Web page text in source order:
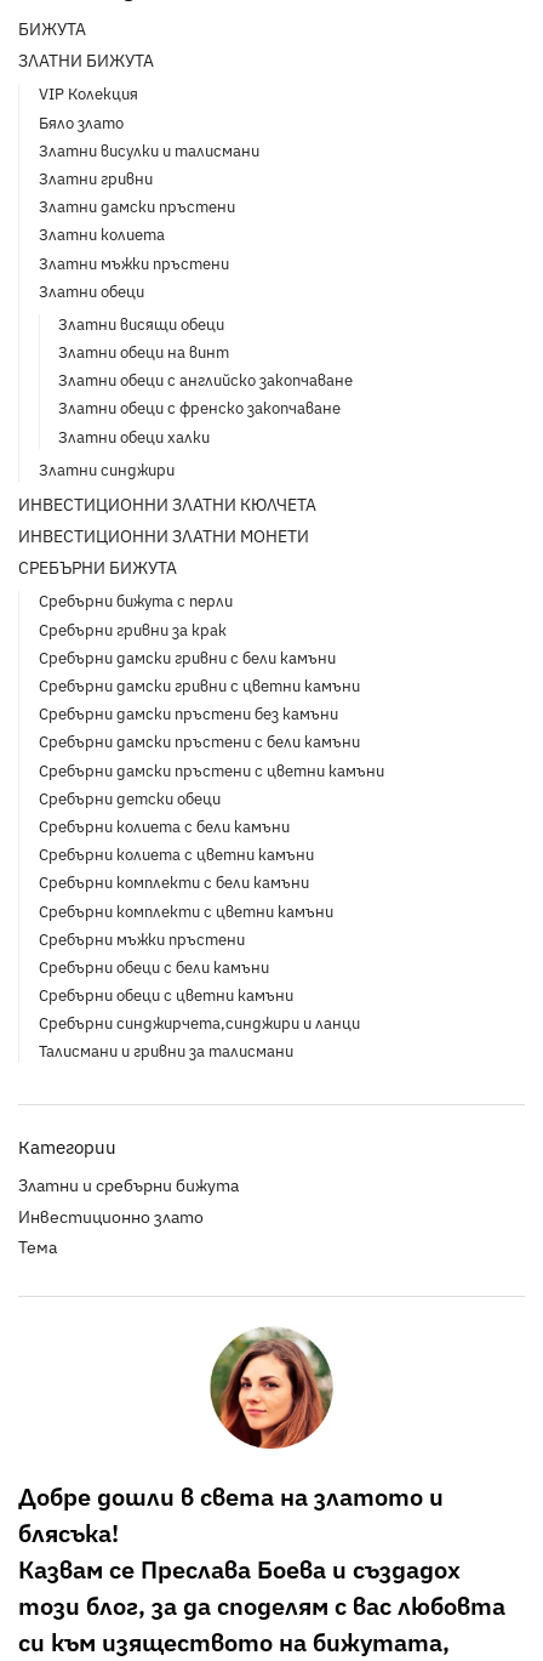
БИЖУТА
ЗЛАТНИ БИЖУТА
VIP Колекция
Бяло злато
Златни висулки и талисмани
Златни гривни
Златни дамски пръстени
Златни колиета
Златни мъжки пръстени
Златни обеци
Златни висящи обеци
Златни обеци на винт
Златни обеци с английско закопчаване
Златни обеци с френско закопчаване
Златни обеци халки
Златни синджири
ИНВЕСТИЦИОННИ ЗЛАТНИ КЮЛЧЕТА
ИНВЕСТИЦИОННИ ЗЛАТНИ МОНЕТИ
СРЕБЪРНИ БИЖУТА
Сребърни бижута с перли
Сребърни гривни за крак
Сребърни дамски гривни с бели камъни
Сребърни дамски гривни с цветни камъни
Сребърни дамски пръстени без камъни
Сребърни дамски пръстени с бели камъни
Сребърни дамски пръстени с цветни камъни
Сребърни детски обеци
Сребърни колиета с бели камъни
Сребърни колиета с цветни камъни
Сребърни комплекти с бели камъни
Сребърни комплекти с цветни камъни
Сребърни мъжки пръстени
Сребърни обеци с бели камъни
Сребърни обеци с цветни камъни
Сребърни синджирчета,синджири и ланци
Талисмани и гривни за талисмани
Категории
Златни и сребърни бижута
Инвестиционно злато
Тема
Добре дошли в света на златото и
блясъка!
Казвам се Преслава Боева и създадох
този блог, за да споделям с вас любовта
си към изяществото на бижутата,